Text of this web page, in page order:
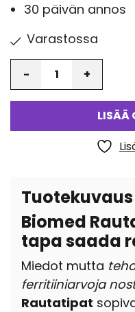
30 päivän annos
Varastossa
LISÄÄ
Tuotekuvaus
Biomed
tapa saada
Miedot mutta
ferritiiniarvoja
Rautatipat